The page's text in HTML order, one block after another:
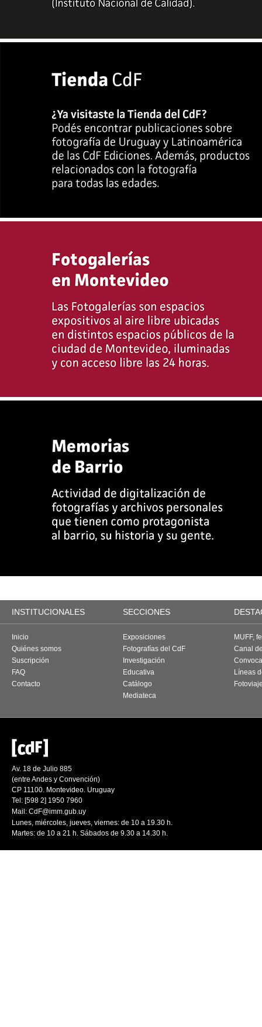
INSTITUCIONALES SECCIONES
Inicio
Quiénes somos
Suscripción
FAQ
Contacto
Exposiciones
Fotografías del CdF
Investigación
Educativa
Catálogo
Mediateca
MUFF,
Canal
Líneas
Av. 18 de Julio 885
(entre Andes y Convención)
CP 11100. Montevideo. Uruguay
Tel: [598 2] 1950 7960
Mail: CdF@imm.gub.uy
Lunes, miércoles, jueves, viernes: de 10 a 19.30 h.
Martes: de 10 a 21 h. Sábados de 9.30 a 14.30 h.